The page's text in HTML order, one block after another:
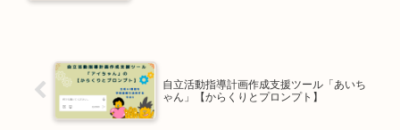
自立活動指導計画作成支援ツール「あいち
ゃん」【からくりとプロンプト】